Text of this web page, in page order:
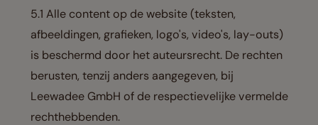
5.1 Alle content op de website (teksten,
afbeeldingen, grafieken, logo's, video's, lay-outs)
is beschermd door het auteursrecht. De rechten
berusten, tenzij anders aangegeven, bij
Leewadee GmbH of de respectievelijke vermelde
rechthebbenden.